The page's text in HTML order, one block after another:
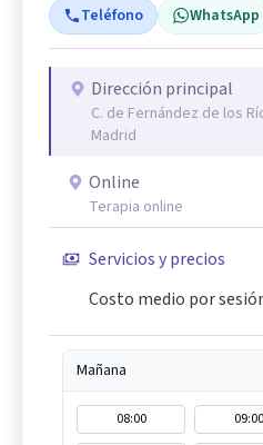
Teléfono WhatsApp
Dirección principal
C. de Fernández de los
Madrid
Online
Terapia online
Servicios y precios
Costo medio por
Mañana
08:00 09:00